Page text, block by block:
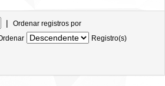
| Ordenar registros por
Registro(s)